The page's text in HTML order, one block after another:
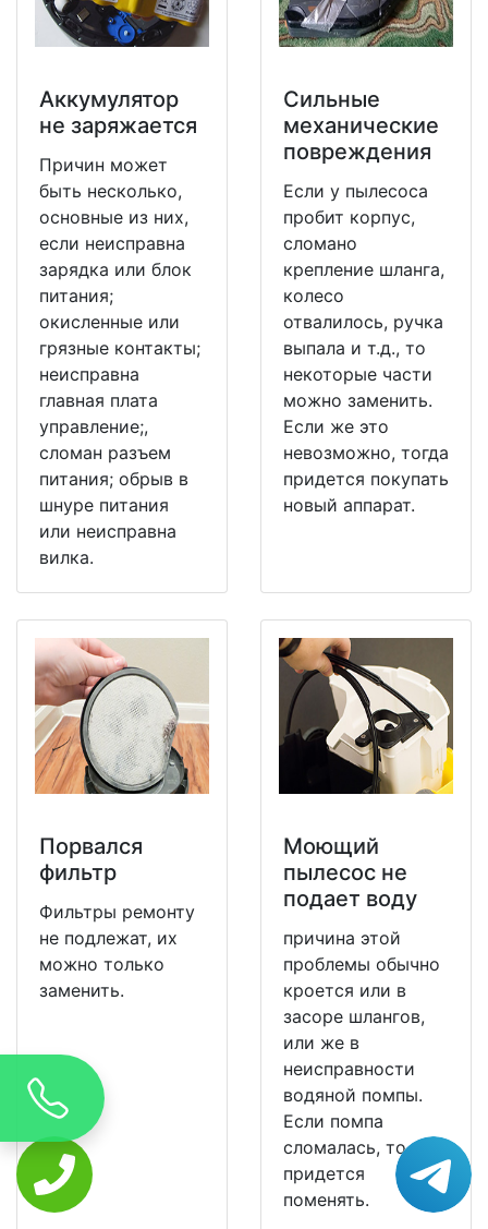
Аккумулятор
не заряжается
Причин может
быть несколько,
основные из них,
если неисправна
зарядка или блок
питания;
окисленные или
грязные контакты;
неисправна
главная плата
управление;,
сломан разъем
питания; обрыв в
шнуре питания
или неисправна
вилка.
Сильные
механические
повреждения
Если у пылесоса
пробит корпус,
сломано
крепление шланга,
колесо
отвалилось, ручка
выпала и т.д., то
некоторые части
можно заменить.
Если же это
невозможно, тогда
придется покупать
новый аппарат.
Порвался
фильтр
Фильтры ремонту
не подлежат, их
можно только
заменить.
Моющий
пылесос не
подает воду
причина этой
проблемы обычно
кроется или в
засоре шлангов,
или же в
неисправности
водяной помпы.
Если помпа
сломалась, то ее
придется
поменять.